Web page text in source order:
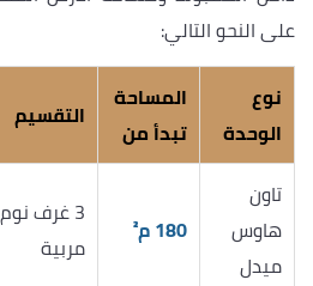
على النحو التالي:
نوع
الوحدة
المساحة
تبدأ من
التقسيم
تاون
هاوس
ميدل
180 م²
3 غرف
مربية